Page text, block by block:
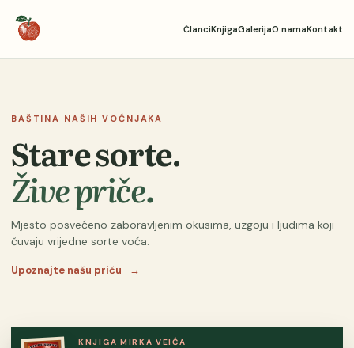
ČlanciKnjigaGalerijaO namaKontakt
BAŠTINA NAŠIH VOĆNJAKA
Stare sorte.
Žive priče.
Mjesto posvećeno zaboravljenim okusima, uzgoju i ljudima koji
čuvaju vrijedne sorte voća.
Upoznajte našu priču →
KNJIGA MIRKA VEIĆA